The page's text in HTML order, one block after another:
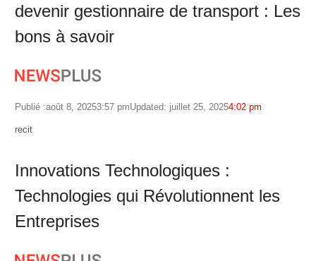
devenir gestionnaire de transport : Les
bons à savoir
Publié :août 8, 20253:57 pmUpdated: juillet 25, 20254:02 pm
Author
recit
Innovations Technologiques :
Technologies qui Révolutionnent les
Entreprises